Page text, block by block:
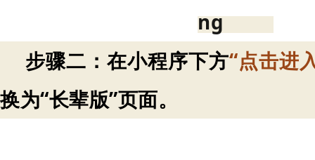
步骤二：在小程序下方“点击进
换为“长辈版”页面。